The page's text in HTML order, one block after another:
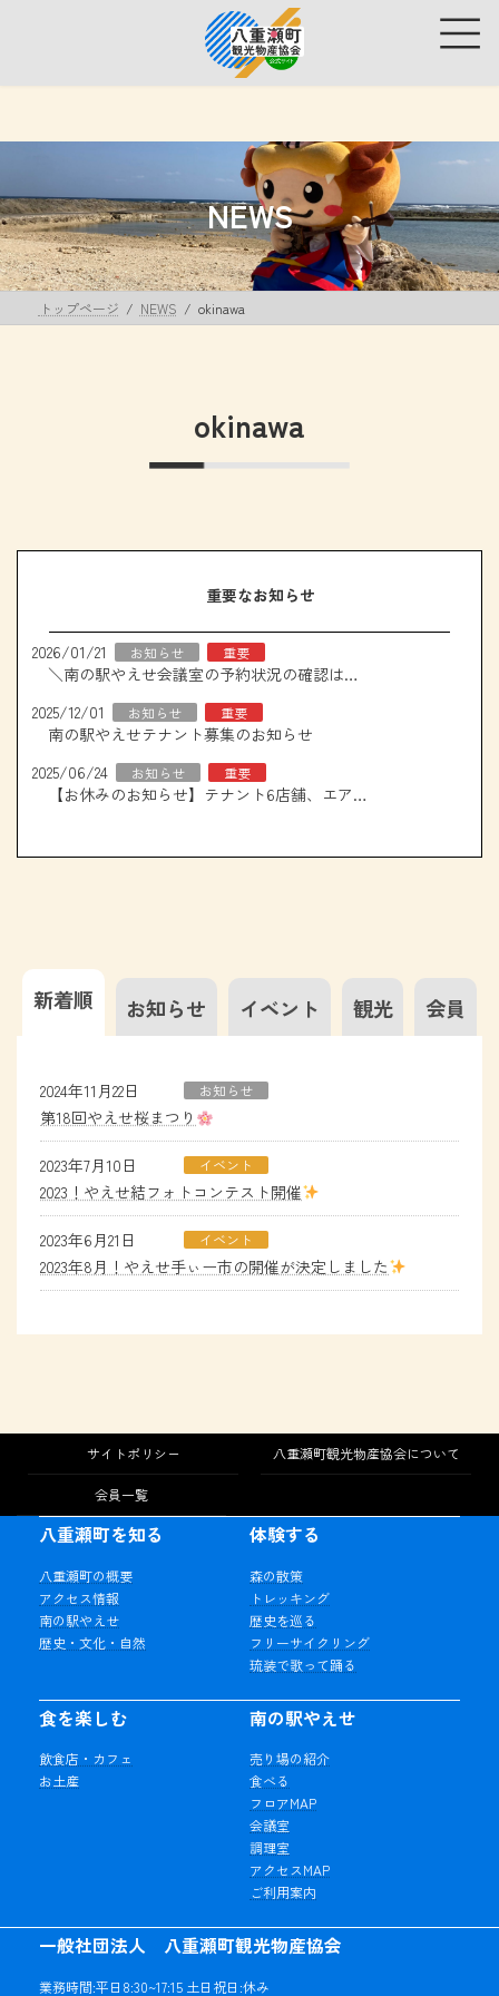
ス
プ
ン
動
NEWS
トップページ NEWS okinawa
okinawa
重要なお知らせ
2026/01/21 お知らせ 重要
＼南の駅やえせ会議室の予約状況の確認はこちら！／
2025/12/01
お知らせ 重要
南の駅やえせテナント募集のお知らせ
2025/06/24
お知らせ 重要
【お休みのお知らせ】テナント6店舗、エアコン取り換え工事について
新着順 お知らせ イベント 観光 会員
2024年11月22日 お知らせ
第18回やえせ桜まつり
2023年7月10日 イベント
2023！やえせ結フォトコンテスト開催
2023年6月21日 イベント
2023年8月！やえせ手ぃー市の開催が決定しました
サイトポリシー 八重瀬町観光物産協会について
会員一覧
一般社団法人 八重瀬町観光物産協会
業務時間:平日8:30~17:15 土日祝日:休み
八重瀬町を知る
八重瀬町の概要
アクセス情報
南の駅やえせ
歴史・文化・自然
体験する
森の散策
トレッキング
歴史を巡る
フリーサイクリング
琉装で歌って踊る
食を楽しむ
飲食店・カフェ
お土産
南の駅やえせ
売り場の紹介
食べる
フロアMAP
会議室
調理室
アクセスMAP
ご利用案内